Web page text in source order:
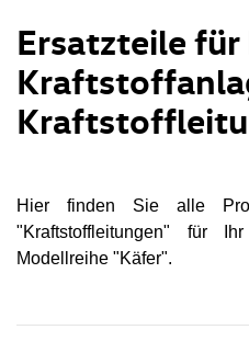
Ersatzteile für
Hier finden Sie alle
"Kraftstoffleitungen" für
Modellreihe "Käfer".